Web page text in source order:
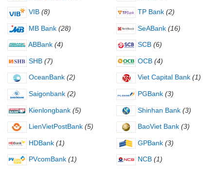
VIB (8) TP Bank (2)
MB Bank (28) SeABank (16)
ABBank (4) SCB (6)
SHB (7) OCB (4)
OceanBank (2) Viet Capital Bank (1)
Saigonbank (2) PGBank (3)
Kienlongbank (5) Shinhan Bank (3)
LienVietPostBank (5) BaoViet Bank (3)
HDBank (1) GPBank (3)
PVcomBank (1) NCB (1)